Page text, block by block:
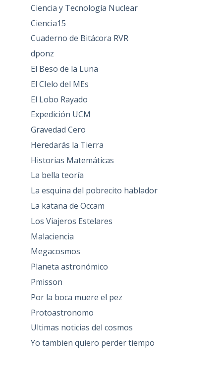
Ciencia y Tecnología Nuclear
Ciencia15
Cuaderno de Bitácora RVR
dponz
El Beso de la Luna
El CIelo del MEs
El Lobo Rayado
Expedición UCM
Gravedad Cero
Heredarás la Tierra
Historias Matemáticas
La bella teoría
La esquina del pobrecito hablador
La katana de Occam
Los Viajeros Estelares
Malaciencia
Megacosmos
Planeta astronómico
Pmisson
Por la boca muere el pez
Protoastronomo
Ultimas noticias del cosmos
Yo tambien quiero perder tiempo